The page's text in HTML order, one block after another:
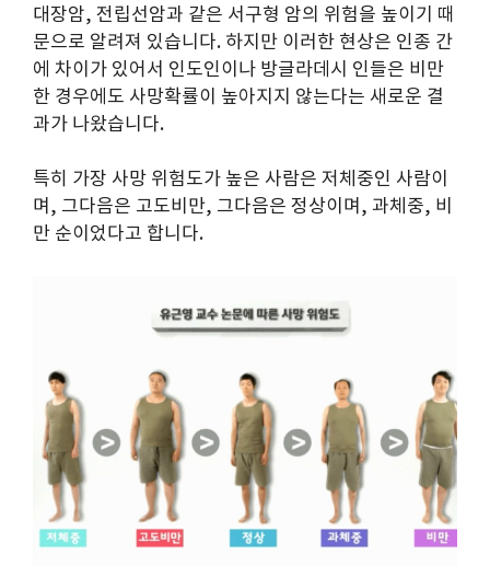
대장암, 전립선암과 같은 서구형 암의 위험을 높이기 때
문으로 알려져 있습니다. 하지만 이러한 현상은 인종 간
에 차이가 있어서 인도인이나 방글라데시 인들은 비만
한 경우에도 사망확률이 높아지지 않는다는 새로운 결
과가 나왔습니다.
특히 가장 사망 위험도가 높은 사람은 저체중인 사람이
며, 그다음은 고도비만, 그다음은 정상이며, 과체중, 비
만 순이었다고 합니다.